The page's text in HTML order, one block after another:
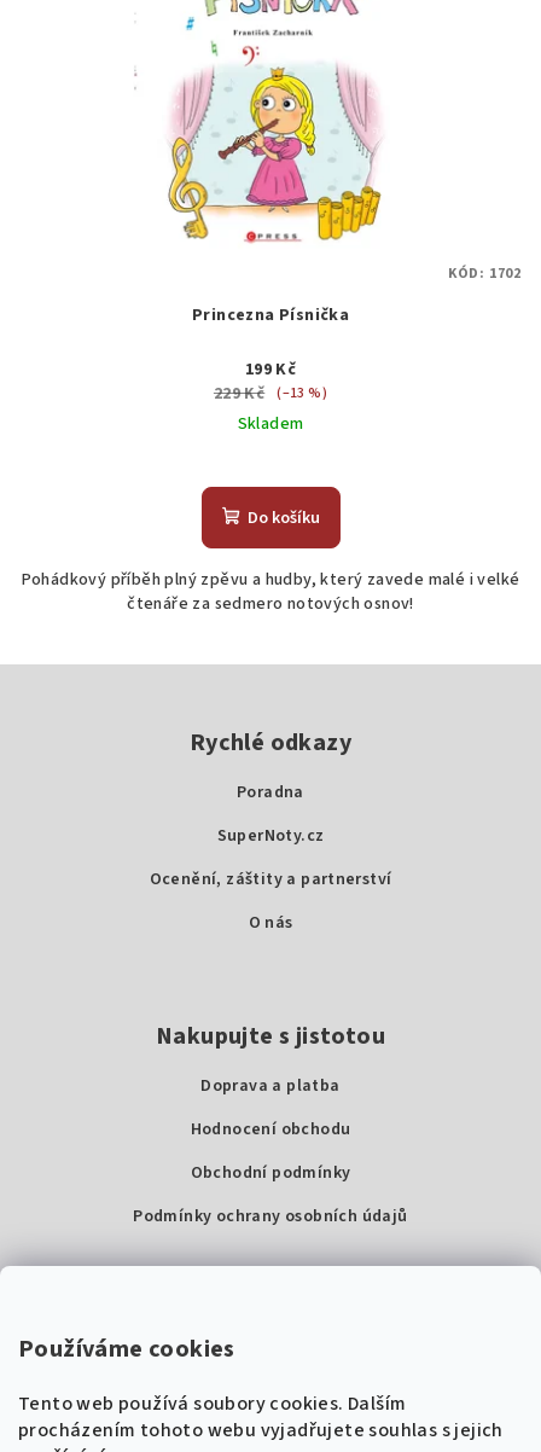
Používáme cookies
Tento web používá soubory cookies. Dalším
procházením tohoto webu vyjadřujete souhlas s jejich
Princezna Písnička
199 Kč
229 Kč (–13 %)
Skladem
Do košíku
Pohádkový příběh plný zpěvu a hudby, který zavede malé i velké
čtenáře za sedmero notových osnov!
KÓD: 1702
Rychlé odkazy
Poradna
SuperNoty.cz
Ocenění, záštity a partnerství
O nás
Nakupujte s jistotou
Doprava a platba
Hodnocení obchodu
Obchodní podmínky
Podmínky ochrany osobních údajů
Super Noty, s.r.o.
IČ: 04568672